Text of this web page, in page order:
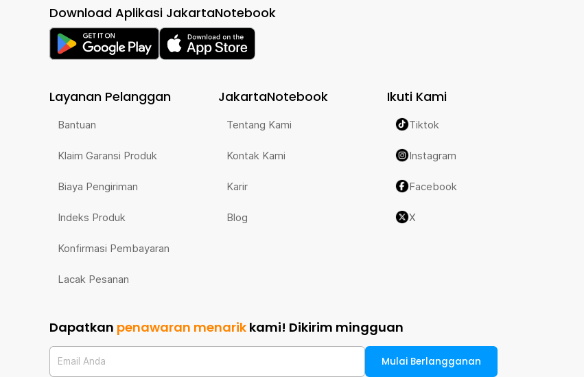
Download Aplikasi JakartaNotebook
Layanan Pelanggan
Bantuan
Klaim Garansi Produk
Biaya Pengiriman
Indeks Produk
Konfirmasi Pembayaran
Lacak Pesanan
JakartaNotebook
Tentang Kami
Kontak Kami
Karir
Blog
Ikuti Kami
Tiktok
Instagram
Facebook
X
Dapatkan penawaran menarik kami! Dikirim mingguan
Email Anda Mulai Berlangganan